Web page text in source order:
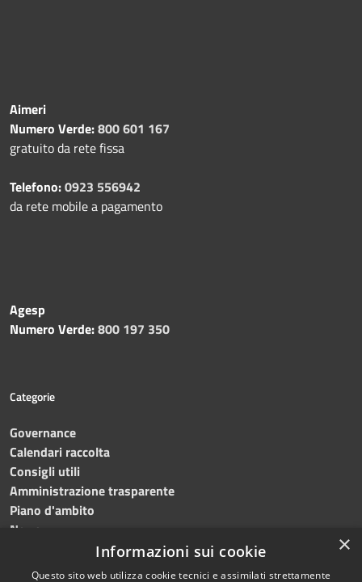
Aimeri
Numero Verde:800 601 167
gratuito da rete fissa
Telefono:0923 556942
da rete mobile a pagamento
Agesp
Numero Verde:800 197 350
Categorie
Governance
Calendari raccolta
Consigli utili
Amministrazione trasparente
Piano d'ambito
News
×
Informazioni sui cookie
Questo sito web utilizza cookie tecnici e assimilati strettamente